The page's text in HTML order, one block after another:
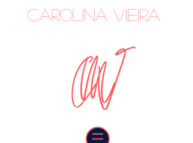
Carolina Vieira